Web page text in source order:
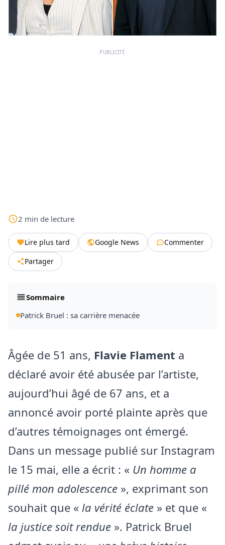
PUBLICITÉ
2 min de lecture
Lire plus tard Google News
Commenter
Partager
Sommaire
Patrick Bruel : sa carrière menacée
Âgée de 51 ans, Flavie Flament a
déclaré avoir été abusée par l’artiste,
aujourd’hui âgé de 67 ans, et a
annoncé avoir porté plainte après que
d’autres témoignages ont émergé.
Dans un message publié sur Instagram
le 15 mai, elle a écrit : « Un homme a
pillé mon adolescence », exprimant son
souhait que « la vérité éclate » et que «
la justice soit rendue ». Patrick Bruel